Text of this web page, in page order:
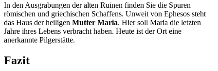
In den Ausgrabungen der alten Ruinen finden Sie die Spuren
römischen und griechischen Schaffens. Unweit von Ephesos steht
das Haus der heiligen Mutter Maria. Hier soll Maria die letzten
Jahre ihres Lebens verbracht haben. Heute ist der Ort eine
anerkannte Pilgerstätte.
Fazit